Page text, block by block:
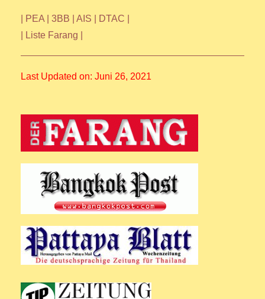
PEA 3BB AIS DTAC
Liste Farang
Last Updated on: Juni 26, 2021